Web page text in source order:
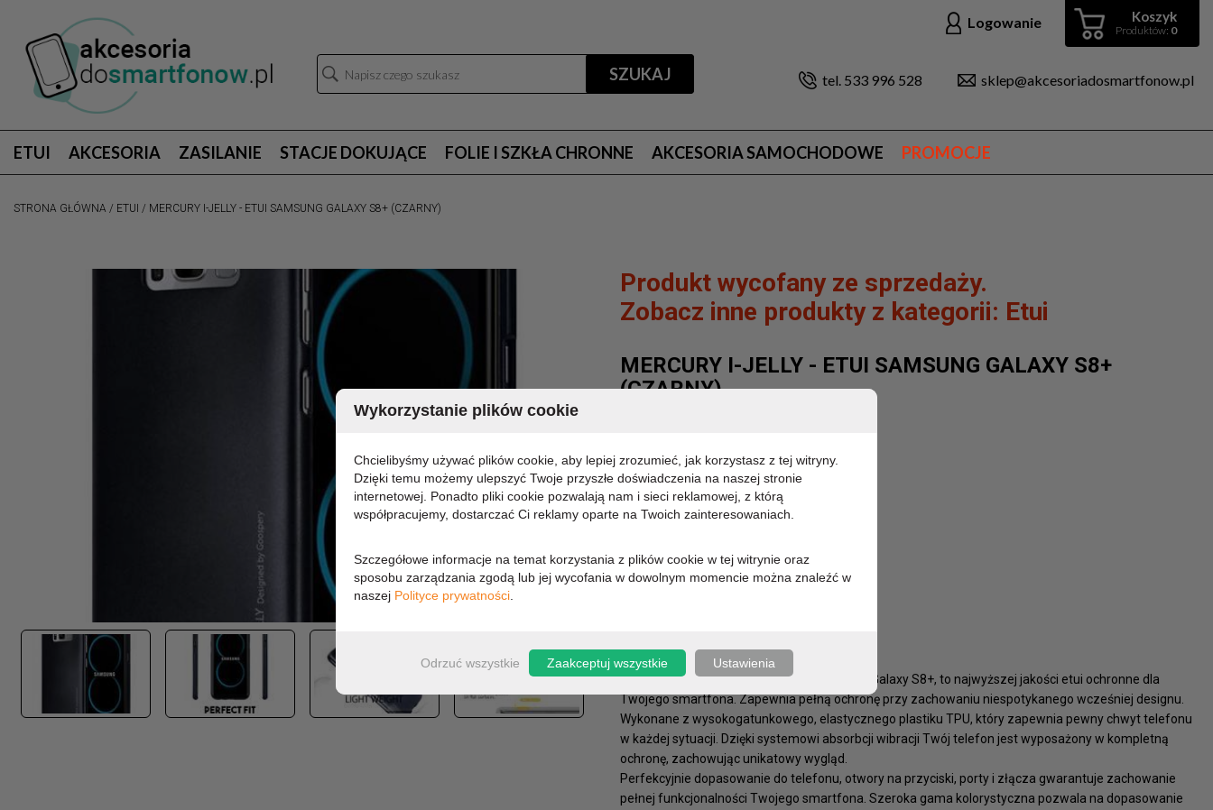
SZUKAJ
Koszyk
Produktów: 0
Logowanie
tel. 533 996 528 sklep@akcesoriadosmartfonow.pl
ETUI AKCESORIA ZASILANIE STACJE DOKUJĄCE FOLIE I SZKŁA CHRONNE AKCESORIA SAMOCHODOWE PROMOCJE
STRONA GŁÓWNA / ETUI / MERCURY I-JELLY - ETUI SAMSUNG GALAXY S8+ (CZARNY)
Produkt wycofany ze sprzedaży.
Zobacz inne produkty z kategorii: Etui
MERCURY I-JELLY - ETUI SAMSUNG GALAXY S8+
(CZARNY)
DOSTĘPNOŚĆ:
DOSTĘPNY 3-5 DNI
12,48 zł
10,15 zł (cena netto)
Mercury I-Jelly, przeznaczone dla Samsung Galaxy S8+, to najwyższej jakości etui ochronne dla
Twojego smartfona. Zapewnia pełną ochronę przy zachowaniu niespotykanego wcześniej designu.
Wykonane z wysokogatunkowego, elastycznego plastiku TPU, który zapewnia pewny chwyt telefonu
w każdej sytuacji. Dzięki systemowi absorbcji wibracji Twój telefon jest wyposażony w kompletną
ochronę, zachowując unikatowy wygląd.
Perfekcyjnie dopasowanie do telefonu, otwory na przyciski, porty i złącza gwarantuje zachowanie
pełnej funkcjonalności Twojego smartfona. Szeroka gama kolorystyczna pozwala na dopasowanie
Wykorzystanie plików cookie
Chcielibyśmy używać plików cookie, aby lepiej zrozumieć, jak korzystasz z tej witryny.
Dzięki temu możemy ulepszyć Twoje przyszłe doświadczenia na naszej stronie
internetowej. Ponadto pliki cookie pozwalają nam i sieci reklamowej, z którą
współpracujemy, dostarczać Ci reklamy oparte na Twoich zainteresowaniach.
Szczegółowe informacje na temat korzystania z plików cookie w tej witrynie oraz
sposobu zarządzania zgodą lub jej wycofania w dowolnym momencie można znaleźć w
naszej Polityce prywatności
Odrzuć wszystkie Zaakceptuj wszystkie Ustawienia